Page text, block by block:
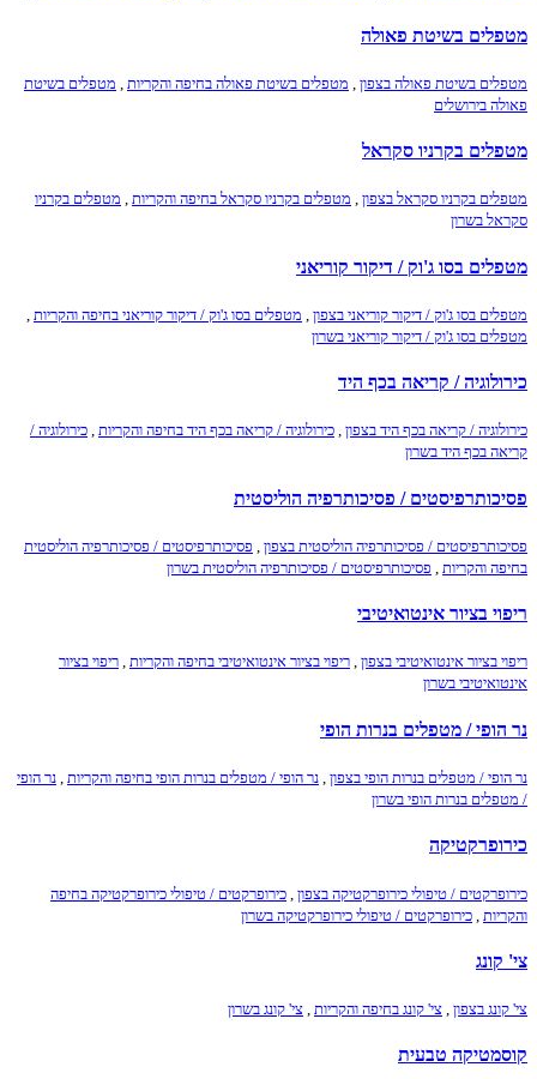
מטפלים בשיטת פאולה
מטפלים בשיטת פאולה בצפון מטפלים בשיטת פאולה בחיפה והקריות
מטפלים בשיטת
פאולה בירושלים
מטפלים בקרניו סקראל
מטפלים בקרניו סקראל בצפון , מטפלים בקרניו סקראל בחיפה והקריות , מטפלים בקרניו
סקראל בשרון
מטפלים בסו ג'וק / דיקור קוריאני
מטפלים בסו ג'וק / דיקור קוריאני בצפון מטפלים בסו ג'וק / דיקור קוריאני בחיפה והקריות
מטפלים בסו ג'וק / דיקור קוריאני בשרון
כירולוגיה / קריאה בכף היד
כירולוגיה / קריאה בכף היד בצפון , כירולוגיה / קריאה בכף היד בחיפה והקריות , כירולוגיה /
קריאה בכף היד בשרון
פסיכותרפיסטים / פסיכותרפיה הוליסטית
פסיכותרפיסטים / פסיכותרפיה הוליסטית בצפון
פסיכותרפיסטים / פסיכותרפיה הוליסטית
בחיפה והקריות
פסיכותרפיסטים / פסיכותרפיה הוליסטית בשרון
ריפוי בציור אינטואיטיבי
ריפוי בציור אינטואיטיבי בצפון , ריפוי בציור אינטואיטיבי בחיפה והקריות , ריפוי בציור
אינטואיטיבי בשרון
נר הופי / מטפלים בנרות הופי
נר הופי / מטפלים בנרות הופי בצפון , נר הופי / מטפלים בנרות הופי בחיפה והקריות , נר הופי
/ מטפלים בנרות הופי בשרון
כירופרקטיקה
כירופרקטים / טיפולי כירופרקטיקה בצפון כירופרקטים / טיפולי כירופרקטיקה בחיפה
והקריות
כירופרקטים / טיפולי כירופרקטיקה בשרון
צי' קונג
צי' קונג בצפון , צי' קונג בחיפה והקריות , צי' קונג בשרון
קוסמטיקה טבעית